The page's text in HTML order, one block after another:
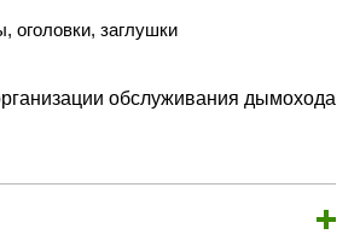
оголовки, заглушки
обслуживания дымохода